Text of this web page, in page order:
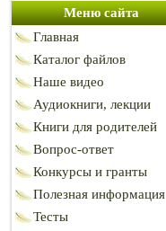
Меню сайта
Главная
Каталог файлов
Наше видео
Аудиокниги, лекции
Книги для родителей
Вопрос-ответ
Конкурсы и гранты
Полезная информация
Тесты